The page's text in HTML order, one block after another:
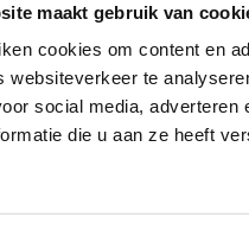
maakt gebruik van
cookies om content en
websiteverkeer te
social media,
die u aan ze heeft